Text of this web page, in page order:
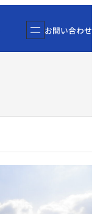
お問い合わせ